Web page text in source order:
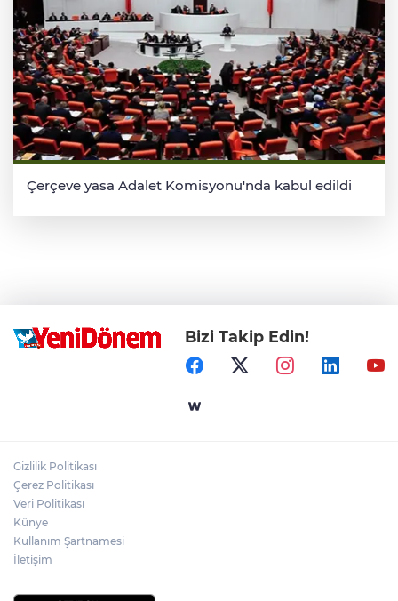
Çerçeve yasa Adalet Komisyonu'nda kabul edildi
Bizi Takip Edin!
Gizlilik Politikası
Çerez Politikası
Veri Politikası
Künye
Kullanım Şartnamesi
İletişim